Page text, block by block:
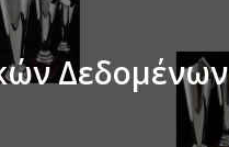
Δεδομένων